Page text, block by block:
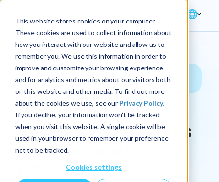
This website stores cookies on your computer.
These cookies are used to collect information about
how you interact with our website and allow us to
remember you. We use this information in order to
improve and customize your browsing experience
and for analytics and metrics about our visitors both
on this website and other media. To find out more
about the cookies we use, see our Privacy Policy.
If you decline, your information won’t be tracked
when you visit this website. A single cookie will be
used in your browser to remember your preference
not to be tracked.
Cookies settings
Solución → Rendimiento de ventas →
Previsión
Estandarice las
previsiones de ventas
para mejorar la
precisión